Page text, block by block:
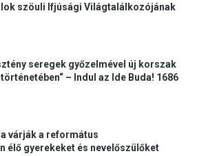
szöuli Ifjúsági Világtalálkozójának
seregek győzelmével új korszak
– Indul az Ide Buda! 1686
várják a református
élő gyerekeket és nevelőszülőket